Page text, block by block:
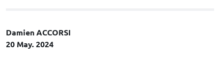
Damien ACCORSI
20 May. 2024